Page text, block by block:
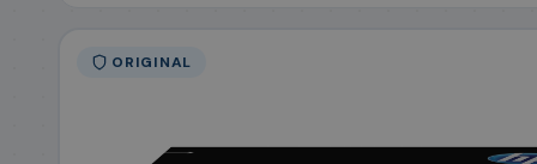
ORIGINAL
RÉFÉRENCE DU PRODUIT